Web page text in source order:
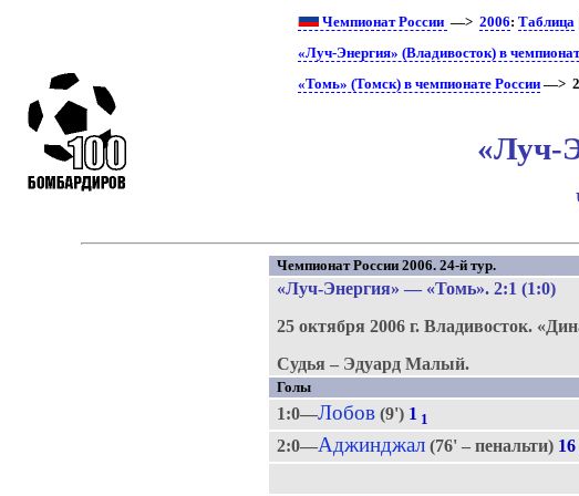
Чемпионат России —>2006:Таблица
«Луч-Энергия» (Владивосток) в
«Томь» (Томск) в чемпионате России —>
«Луч-
Чемпионат России 2006. 24-й тур.
«Луч-Энергия» — «Томь». 2:1 (1:0)
25 октября 2006 г.Владивосток.
Судья – Эдуард Малый.
Голы
1:0—Лобов (9') 1 1
2:0—Аджинджал (76' – пенальти) 16